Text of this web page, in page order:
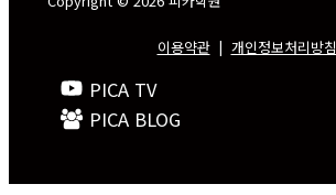
이용약관| 개인정보처리방침
PICA TV
PICA BLOG